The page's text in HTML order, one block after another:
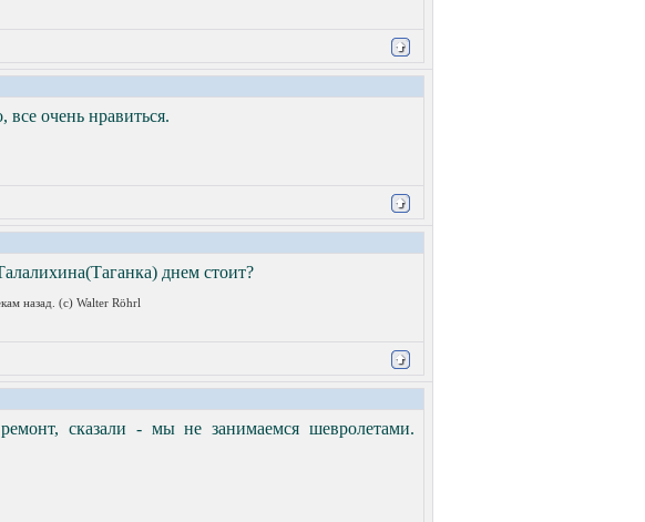
все очень нравиться.
днем стоит?
назад. (с) Walter Röhrl
сказали - мы не занимаемся шевролетами.